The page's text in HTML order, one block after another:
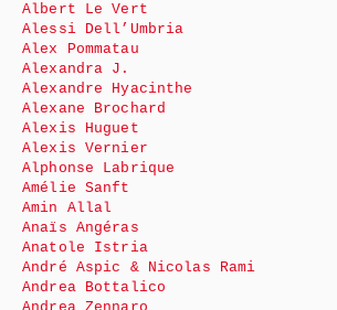
Albert Le Vert
Alessi Dell’Umbria
Alex Pommatau
Alexandra J.
Alexandre Hyacinthe
Alexane Brochard
Alexis Huguet
Alexis Vernier
Alphonse Labrique
Amélie Sanft
Amin Allal
Anaïs Angéras
Anatole Istria
André Aspic & Nicolas Rami
Andrea Bottalico